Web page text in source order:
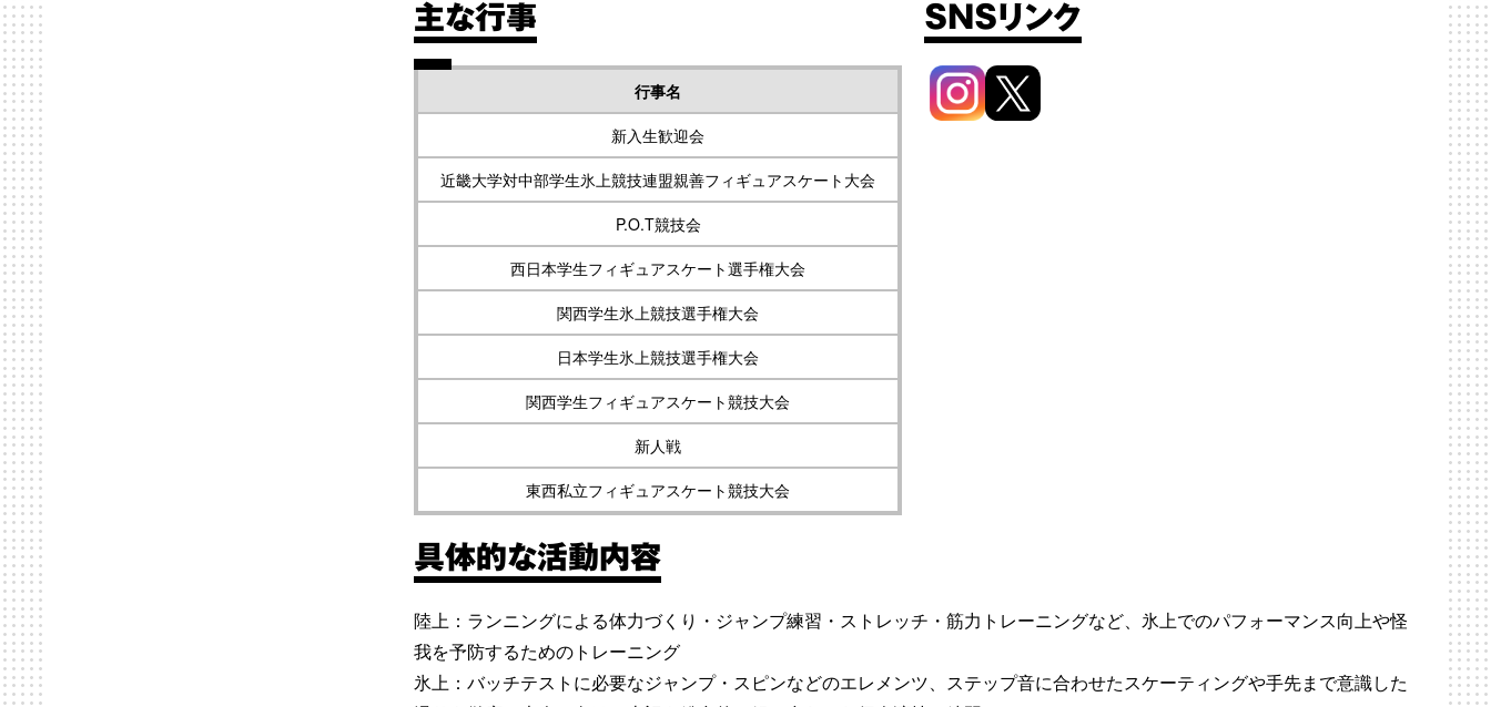
主な行事
行事名
新入生歓迎会
近畿大学対中部学生氷上競技連盟親善フィギュアスケート大会
P.O.T競技会
西日本学生フィギュアスケート選手権大会
関西学生氷上競技選手権大会
日本学生氷上競技選手権大会
関西学生フィギュアスケート競技大会
新人戦
東西私立フィギュアスケート競技大会
SNSリンク
具体的な活動内容
陸上：ランニングによる体力づくり・ジャンプ練習・ストレッチ・筋力トレーニングなど、氷上でのパフォーマンス向上や怪
我を予防するためのトレーニング
氷上：バッチテストに必要なジャンプ・スピンなどのエレメンツ、ステップ音に合わせたスケーティングや手先まで意識した